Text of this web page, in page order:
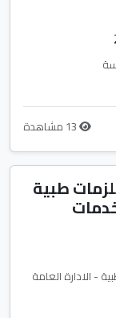
طبية
- الادارة العامة